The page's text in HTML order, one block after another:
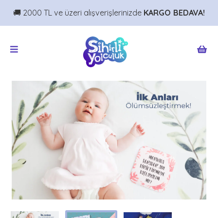
🚚 2000 TL ve üzeri alışverişlerinizde KARGO BEDAVA!